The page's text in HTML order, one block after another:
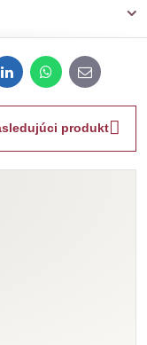
LinkedInWhatsApp
E-
mail
produkt